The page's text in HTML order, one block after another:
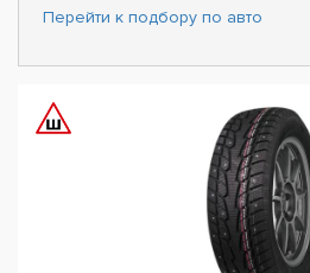
Перейти к подбору по авто